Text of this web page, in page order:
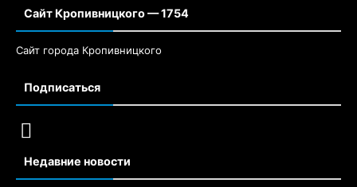
Сайт Кропивницкого — 1754
Сайт города Кропивницкого
Подписаться
Недавние новости